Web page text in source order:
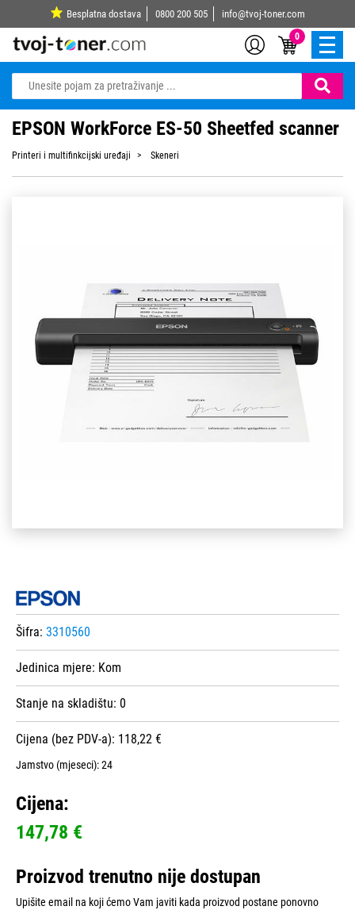
Besplatna dostava 0800 200 505 info@tvoj-toner.com
0
EPSON WorkForce ES-50 Sheetfed scanner
Printeri i multifinkcijski uređaji Skeneri
Šifra: 3310560
Jedinica mjere: Kom
Stanje na skladištu: 0
Cijena (bez PDV-a): 118,22 €
Jamstvo (mjeseci):24
Cijena:
147,78 €
Proizvod trenutno nije dostupan
Upišite email na koji ćemo Vam javiti kada proizvod postane ponovno